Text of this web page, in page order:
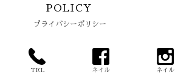
POLICY
プライバシーポリシー
TEL ネイル ネイル